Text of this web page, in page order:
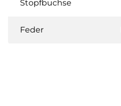
Stopfbuchse
Feder